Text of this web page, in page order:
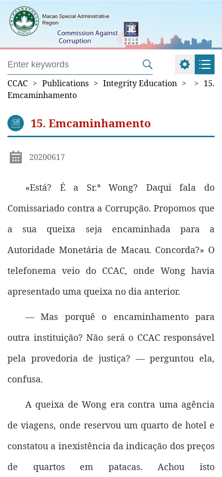
CCAC > Publications > Integrity Education > > 15.
Emcaminhamento
15. Emcaminhamento
20200617
«Está? É a Sr.ª Wong? Daqui fala do
Comissariado contra a Corrupção. Propomos que
a sua queixa seja encaminhada para a
Autoridade Monetária de Macau. Concorda?» O
telefonema veio do CCAC, onde Wong havia
apresentado uma queixa no dia anterior.
— Mas porquê o encaminhamento para
outra instituição? Não será o CCAC responsável
pela provedoria de justiça? — perguntou ela,
confusa.
A queixa de Wong era contra uma agência
de viagens, onde reservou um quarto de hotel e
constatou a inexistência da indicação dos preços
de quartos em patacas. Achou isto